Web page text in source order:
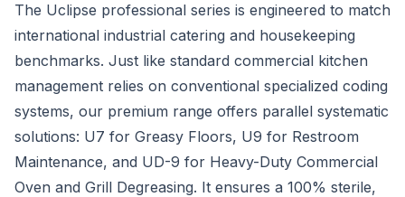
The Uclipse professional series is engineered to match
international industrial catering and housekeeping
benchmarks. Just like standard commercial kitchen
management relies on conventional specialized coding
systems, our premium range offers parallel systematic
solutions: U7 for Greasy Floors, U9 for Restroom
Maintenance, and UD-9 for Heavy-Duty Commercial
Oven and Grill Degreasing. It ensures a 100% sterile,